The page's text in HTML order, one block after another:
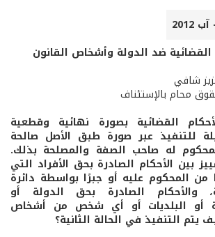
القضائية ضد الدولة وأشخاص القانون
شافي
محام بالإستئناف
القضائية بصورة نهائية وقطعية
للتنفيذ عبر صورة طبق الأصل صالحة
له صاحب الصفة والمصلحة بذلك.
بين الأحكام الصادرة بحق الأفراد التي
من المحكوم عليه أو جبرًا بواسطة دائرة
والأحكام الصادرة بحق الدولة أو
أو البلديات أو أي شخص من أشخاص
يتم التنفيذ في الحالة الثانية؟